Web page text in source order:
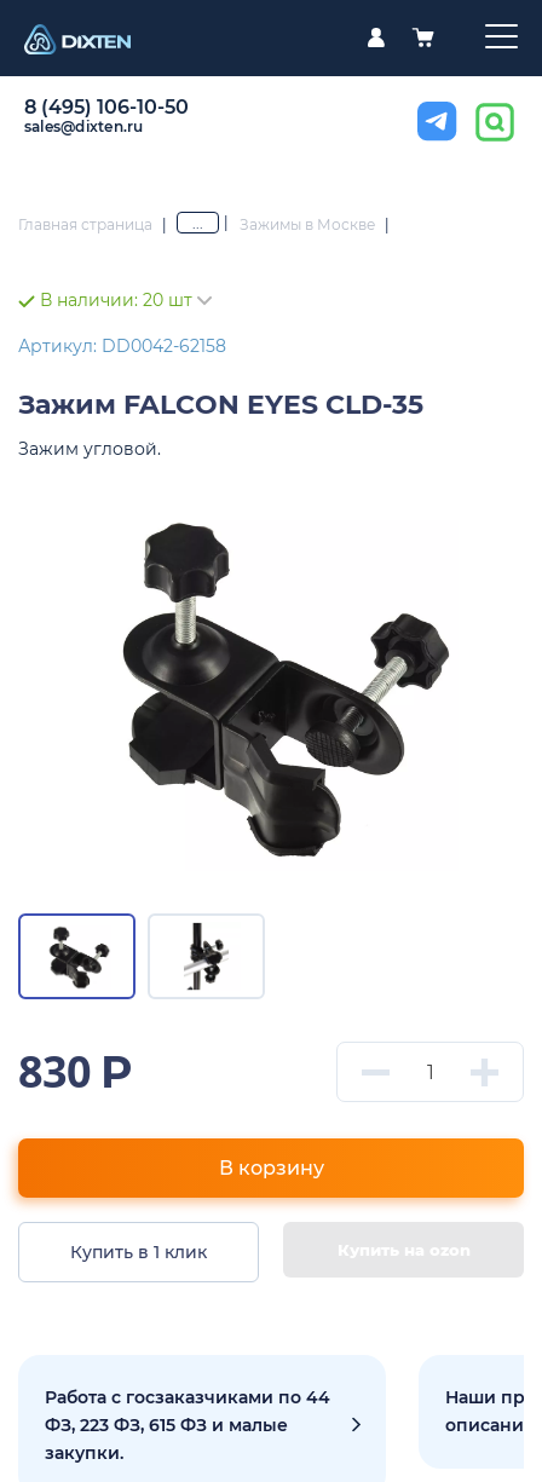
8 (495) 106-10-50
sales@dixten.ru
Главная страница | ... Зажимы в Москве |
В наличии: 20 шт
Артикул: DD0042-62158
Зажим FALCON EYES CLD-35
Зажим угловой.
830 Р
В корзину
Купить в 1 клик Купить на ozon
Работа с госзаказчиками по 44
ФЗ, 223 ФЗ, 615 ФЗ и малые
закупки.
Наши